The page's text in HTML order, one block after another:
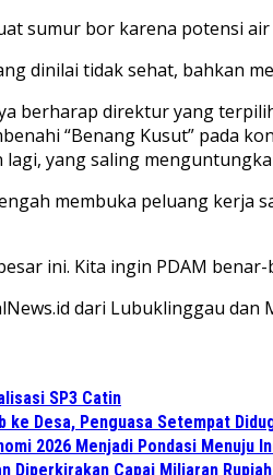
sumur bor karena potensi
dinilai tidak sehat, bahkan
berharap direktur yang
“Benang Kusut” pada
yang saling
membuka peluang kerja
ini. Kita ingin PDAM
dari Lubuklinggau
SP3 Catin
ke Desa, Penguasa Setempat
2026 Menjadi Pondasi Menuju
Capai Miliaran